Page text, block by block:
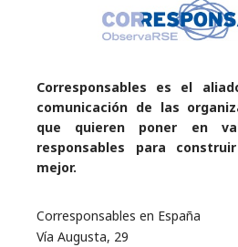
Corresponsables es el
comunicación de las
que quieren poner en
responsables para
mejor.
Corresponsables en España
Vía Augusta, 29